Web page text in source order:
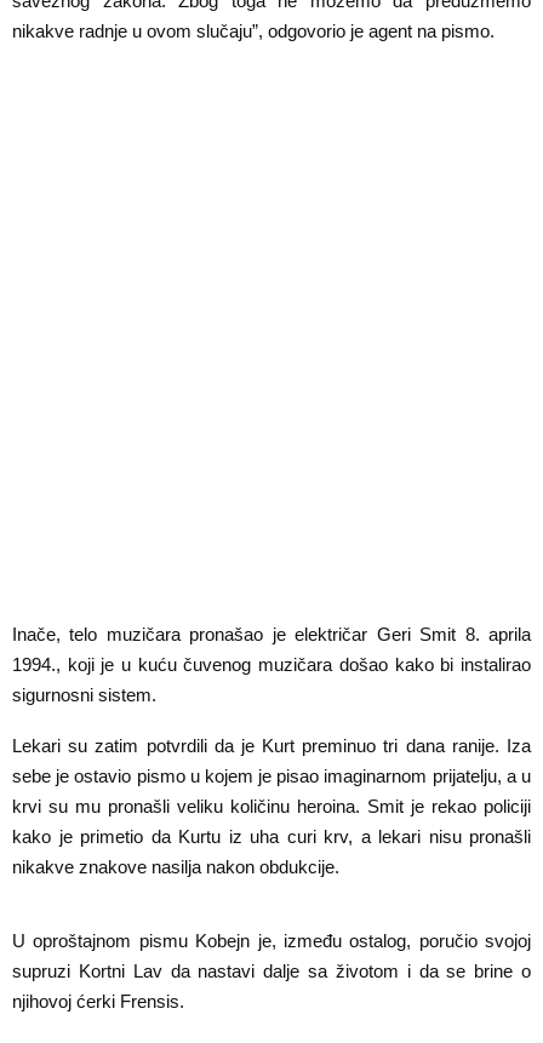
nikakve radnje u ovom slučaju”, odgovorio je agent na pismo.
Inače, telo muzičara pronašao je električar Geri Smit 8. aprila
1994., koji je u kuću čuvenog muzičara došao kako bi instalirao
sigurnosni sistem.
Lekari su zatim potvrdili da je Kurt preminuo tri dana ranije. Iza
sebe je ostavio pismo u kojem je pisao imaginarnom prijatelju, a u
krvi su mu pronašli veliku količinu heroina. Smit je rekao policiji
kako je primetio da Kurtu iz uha curi krv, a lekari nisu pronašli
nikakve znakove nasilja nakon obdukcije.
Foto: Profimedia
U oproštajnom pismu Kobejn je, između ostalog, poručio svojoj
supruzi Kortni Lav da nastavi dalje sa životom i da se brine o
njihovoj ćerki Frensis.